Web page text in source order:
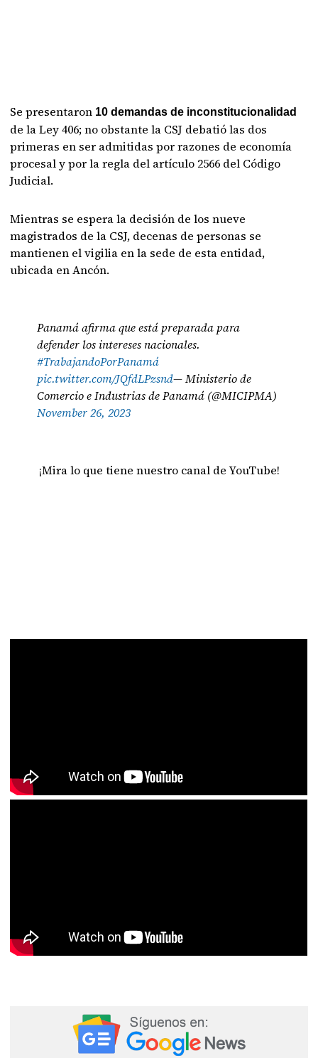
Se presentaron 10 demandas de inconstitucionalidad
de la Ley 406; no obstante la CSJ debatió las dos
primeras en ser admitidas por razones de economía
procesal y por la regla del artículo 2566 del Código
Judicial.
Mientras se espera la decisión de los nueve
magistrados de la CSJ, decenas de personas se
mantienen el vigilia en la sede de esta entidad,
ubicada en Ancón.
Panamá afirma que está preparada para
defender los intereses nacionales.
#TrabajandoPorPanamá
pic.twitter.com/JQfdLPzsnd— Ministerio de
Comercio e Industrias de Panamá (@MICIPMA)
November 26, 2023
¡Mira lo que tiene nuestro canal de YouTube!